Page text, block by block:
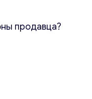
продавца?